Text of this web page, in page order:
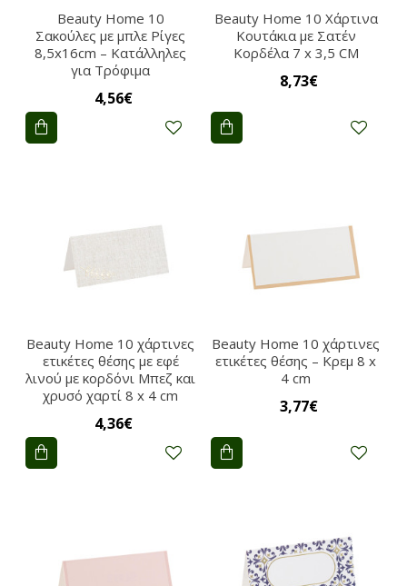
Beauty Home 10
Σακούλες με μπλε Ρίγες
8,5x16cm – Κατάλληλες
για Τρόφιμα
4,56€
Beauty Home 10 Χάρτινα
Κουτάκια με Σατέν
Κορδέλα 7 x 3,5 CM
8,73€
Beauty Home 10 χάρτινες
ετικέτες θέσης με εφέ
λινού με κορδόνι Μπεζ και
χρυσό χαρτί 8 x 4 cm
4,36€
Beauty Home 10 χάρτινες
ετικέτες θέσης – Κρεμ 8 x
4 cm
3,77€